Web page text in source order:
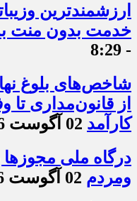
ارزشمندترین
خدمت بدون منت
- 8:29
شاخص‌های بلوغ
از قانون‌مداری
کارآمد 02 آگوست 2026 - 13:01
درگاه ملی
ومردم 02 آگوست 2026 - 8:16